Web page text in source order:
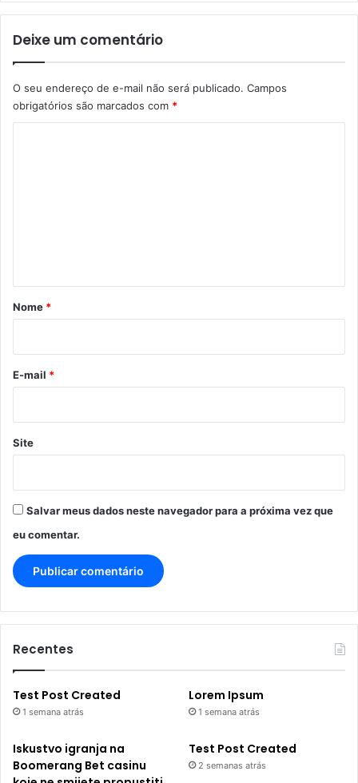
Deixe um comentário
O seu endereço de e-mail não será publicado. Campos
obrigatórios são marcados com *
r
*
Nome *
E-mail *
Site
Salvar meus dados neste navegador para a próxima vez que
eu comentar.
Recentes
Test Post Created
1 semana atrás
Lorem Ipsum
1 semana atrás
Iskustvo igranja na
Boomerang Bet casinu
Test Post Created
2 semanas atrás